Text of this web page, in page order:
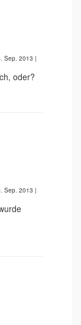
Sep. 2013 |
oder?
Sep. 2013 |